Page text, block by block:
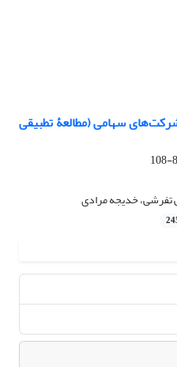
سهامی (مطالعۀ تطبیقی
تفرشی، خدیجه مرادی